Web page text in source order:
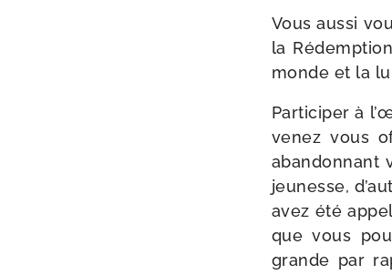
Vous aus­si
la
monde et la
Participer à
venez vous
aban­don­nant
jeu­nesse,
avez été
que vous
grande par